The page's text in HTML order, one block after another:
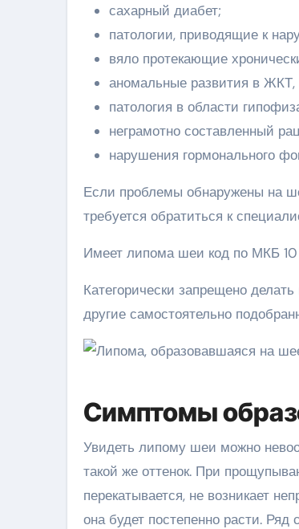
сахарный диабет;
патологии, приводящие к
вяло протекающие
аномальные развития в ЖКТ,
патология в области
неграмотно составленный
нарушения гормонального
Если проблемы обнаружены на
требуется обратиться к
Имеет липома шеи код по МКБ 10
Категорически запрещено
другие самостоятельно
Симптомы
Увидеть липому шеи можно
такой же оттенок. При
перекатывается, не возникает
она будет постепенно расти.